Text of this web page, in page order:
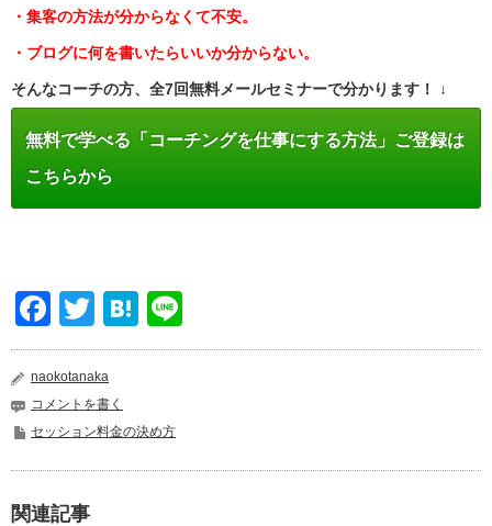
・集客の方法が分からなくて不安。
・ブログに何を書いたらいいか分からない。
そんなコーチの方、全7回無料メールセミナーで分かります！ ↓
無料で学べる「コーチングを仕事にする方法」ご登録は
こちらから
Facebook
TwitterHatena
naokotanaka
コメントを書く
セッション料金の決め方
関連記事